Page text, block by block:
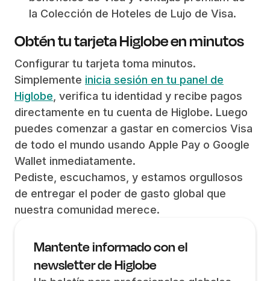
la Colección de Hoteles de Lujo de Visa.
Obtén tu tarjeta Higlobe en minutos
Configurar tu tarjeta toma minutos.
Simplemente inicia sesión en tu panel de
Higlobe, verifica tu identidad y recibe pagos
directamente en tu cuenta de Higlobe. Luego
puedes comenzar a gastar en comercios Visa
de todo el mundo usando Apple Pay o Google
Wallet inmediatamente.
Pediste, escuchamos, y estamos orgullosos
de entregar el poder de gasto global que
nuestra comunidad merece.
Mantente informado con el
newsletter de Higlobe